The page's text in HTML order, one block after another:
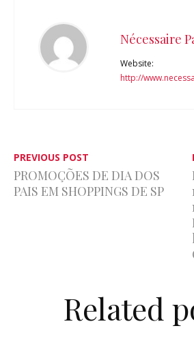
Nécessaire
Website:
http://
PREVIOUS POST
PROMOÇÕES DE DIA DOS
PAIS EM SHOPPINGS DE SP
Related